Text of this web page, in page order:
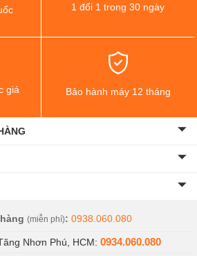
1 đổi 1 trong 30 ngày
giá Bảo hành máy 12 tháng
(miễn phí): 0938.060.080
Nhơn Phú, HCM: 0934.060.080